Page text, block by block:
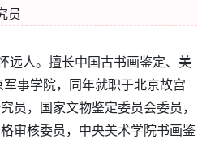
员
人。擅长中国古书画鉴定、美
事学院，同年就职于北京故宫
员，国家文物鉴定委员会委员，
审核委员，中央美术学院书画鉴